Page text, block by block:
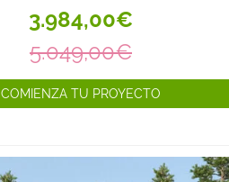
es
un área
la lluvia para
5.
asegúrate de
3.984,00€
5.049,00€
COMIENZA TU PROYECTO